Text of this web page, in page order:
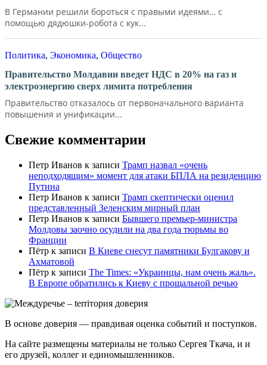
В Германии решили бороться с правыми идеями… с
помощью дядюшки-робота с кук...
Политика, Экономика, Общество
Правительство Молдавии введет НДС в 20% на газ и
электроэнергию сверх лимита потребления
Правительство отказалось от первоначального варианта
повышения и унификации...
Свежие комментарии
Петр Иванов к записи Трамп назвал «очень
неподходящим» момент для атаки БПЛА на резиденцию
Путина
Петр Иванов к записи Трамп скептически оценил
представленный Зеленским мирный план
Петр Иванов к записи Бывшего премьер-министра
Молдовы заочно осудили на два года тюрьмы во
Франции
Пётр к записи В Киеве снесут памятники Булгакову и
Ахматовой
Пётр к записи Тhe Times: «Украинцы, нам очень жаль».
В Европе обратились к Киеву с прощальной речью
В основе доверия — правдивая оценка событий и поступков.
На сайте размещены материалы не только Сергея Ткача, и и
его друзей, коллег и единомышленников.